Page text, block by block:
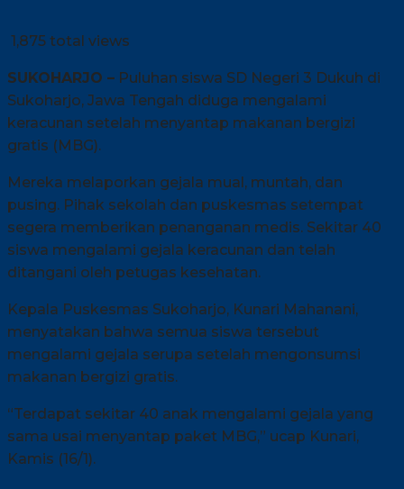
1,875 total views
SUKOHARJO – Puluhan siswa SD Negeri 3 Dukuh di
Sukoharjo, Jawa Tengah diduga mengalami
keracunan setelah menyantap makanan bergizi
gratis (MBG).
Mereka melaporkan gejala mual, muntah, dan
pusing. Pihak sekolah dan puskesmas setempat
segera memberikan penanganan medis. Sekitar 40
siswa mengalami gejala keracunan dan telah
ditangani oleh petugas kesehatan.
Kepala Puskesmas Sukoharjo, Kunari Mahanani,
menyatakan bahwa semua siswa tersebut
mengalami gejala serupa setelah mengonsumsi
makanan bergizi gratis.
“Terdapat sekitar 40 anak mengalami gejala yang
sama usai menyantap paket MBG,” ucap Kunari,
Kamis (16/1).